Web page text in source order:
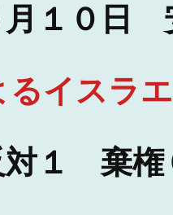
月１０日
るイスラ
１ 棄権